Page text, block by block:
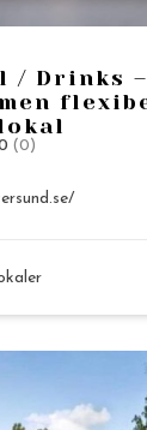
/ Drinks –
(0)